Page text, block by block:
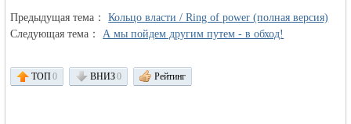
Предыдущая тема：Кольцо власти / Ring of power (полная версия)
Следующая тема：А мы пойдем другим путем - в обход!
ТОП0 ВНИЗ0 Рейтинг